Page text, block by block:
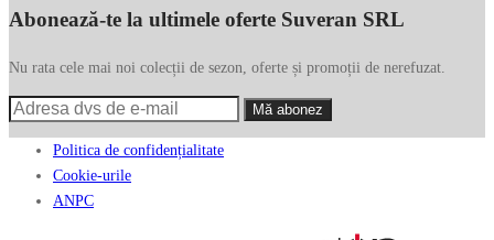
Abonează-te la ultimele oferte Suveran SRL
Nu rata cele mai noi colecții de sezon, oferte și promoții de nerefuzat.
Politica de confidențialitate
Cookie-urile
ANPC